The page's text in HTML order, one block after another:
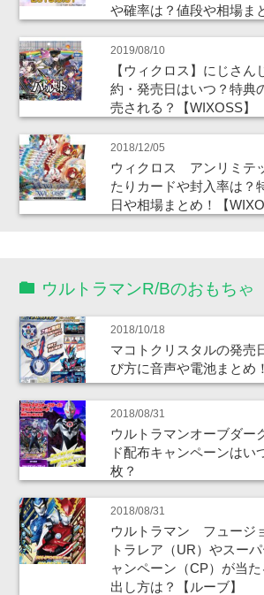
や確率は？値段や相場ま
2019/08/10
【ウィクロス】にじさ
約・発売日はいつ？特典
売される？【WIXOSS】
2018/12/05
ウィクロス アンリミテ
たりカードや封入率は？
日や相場まとめ！【
ウルトラマンR/Bのおもちゃ
2018/10/18
マコトクリスタルの発売
び方に音声や電池まとめ！
2018/08/31
ウルトラマンオーブダー
ド配布キャンペーンはい
枚？
2018/08/31
ウルトラマン フュージ
トラレア（UR）やスー
ャンペーン（CP）が当
出し方は？【ルーブ】